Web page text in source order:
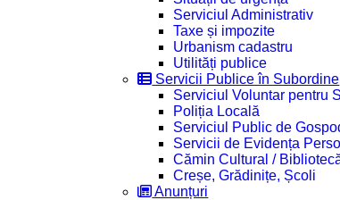
Serviciul Administrativ
Taxe și impozite
Urbanism cadastru
Utilități publice
Servicii Publice în Subordine
Serviciul Voluntar pentru
Poliția Locală
Serviciul Public de
Servicii de Evidența
Cămin Cultural /
Creșe, Grădinițe, Școli
Anunțuri